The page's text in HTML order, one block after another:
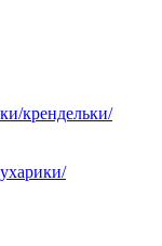
крендельки/